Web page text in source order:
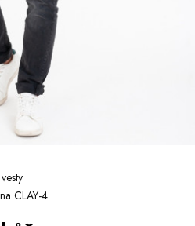
Slovensky
CLAY-4